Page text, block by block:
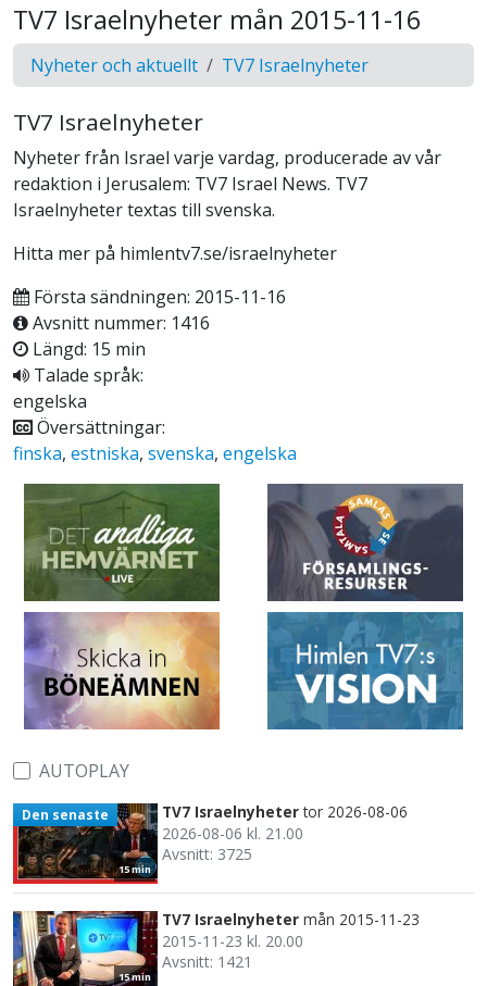
TV7 Israelnyheter mån 2015-11-16
Nyheter och aktuellt TV7 Israelnyheter
TV7 Israelnyheter
Nyheter från Israel varje vardag, producerade av vår
redaktion i Jerusalem: TV7 Israel News. TV7
Israelnyheter textas till svenska.
Hitta mer på himlentv7.se/israelnyheter
Första sändningen: 2015-11-16
Avsnitt nummer: 1416
Längd: 15 min
Talade språk:
engelska
Översättningar:
finska, estniska, svenska, engelska
AUTOPLAY
15 min
Den senaste TV7 Israelnyheter tor 2026-08-06
2026-08-06 kl. 21.00
Avsnitt: 3725
15 min
TV7 Israelnyheter mån 2015-11-23
2015-11-23 kl. 20.00
Avsnitt: 1421